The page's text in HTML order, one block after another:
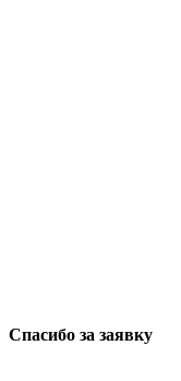
Спасибо за заявку